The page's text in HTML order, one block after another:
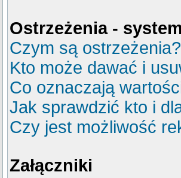
Ostrzeżenia -
Czym są ostrzeżenia?
Kto może dawać i
Co oznaczają
Jak sprawdzić kto i
Czy jest możliwość
Załączniki